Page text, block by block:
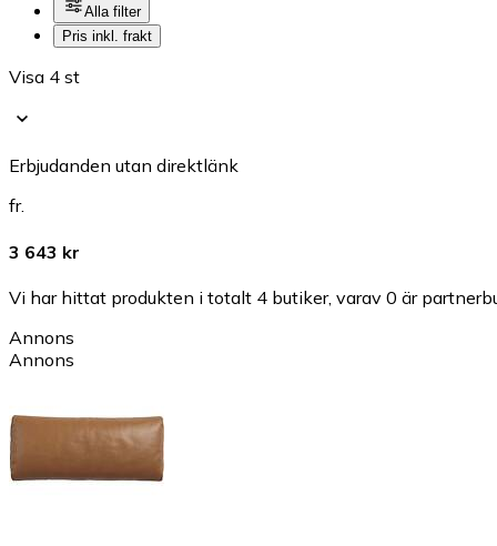
Alla filter
Pris inkl. frakt
Visa 4 st
Erbjudanden utan direktlänk
fr.
3 643 kr
Vi har hittat produkten i totalt 4 butiker, varav 0 är
Annons
Annons